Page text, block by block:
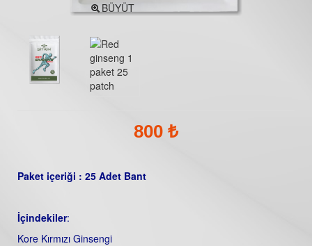
BÜYÜT
800 ₺
Paket içeriği : 25 Adet Bant
İçindekiler:
Kore Kırmızı Ginsengi